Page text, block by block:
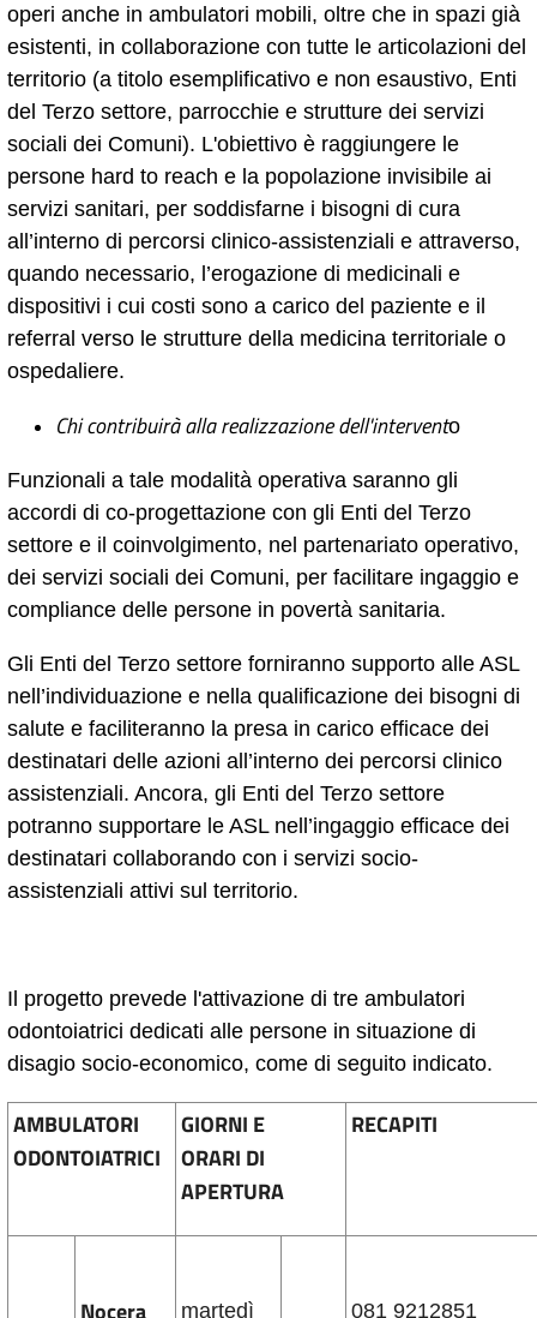
operi anche in ambulatori mobili, oltre che in spazi già
esistenti, in collaborazione con tutte le articolazioni del
territorio (a titolo esemplificativo e non esaustivo, Enti
del Terzo settore, parrocchie e strutture dei servizi
sociali dei Comuni). L'obiettivo è raggiungere le
persone hard to reach e la popolazione invisibile ai
servizi sanitari, per soddisfarne i bisogni di cura
all’interno di percorsi clinico-assistenziali e attraverso,
quando necessario, l’erogazione di medicinali e
dispositivi i cui costi sono a carico del paziente e il
referral verso le strutture della medicina territoriale o
ospedaliere.
Chi contribuirà alla realizzazione dell'intervento
Funzionali a tale modalità operativa saranno gli
accordi di co-progettazione con gli Enti del Terzo
settore e il coinvolgimento, nel partenariato operativo,
dei servizi sociali dei Comuni, per facilitare ingaggio e
compliance delle persone in povertà sanitaria.
Gli Enti del Terzo settore forniranno supporto alle ASL
nell’individuazione e nella qualificazione dei bisogni di
salute e faciliteranno la presa in carico efficace dei
destinatari delle azioni all’interno dei percorsi clinico
assistenziali. Ancora, gli Enti del Terzo settore
potranno supportare le ASL nell’ingaggio efficace dei
destinatari collaborando con i servizi socio-
assistenziali attivi sul territorio.
Il progetto prevede l'attivazione di tre ambulatori
odontoiatrici dedicati alle persone in situazione di
disagio socio-economico, come di seguito indicato.
AMBULATORI
ODONTOIATRICI
GIORNI E
ORARI DI
APERTURA
RECAPITI
Nocera martedì 081 9212851